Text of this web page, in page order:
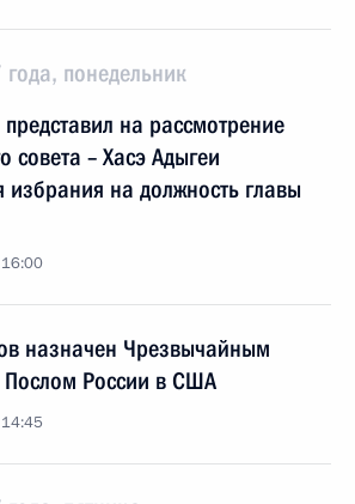
понедельник
на рассмотрение
совета – Хасэ Адыгеи
избрания на должность главы
16:00
назначен Чрезвычайным
России в США
14:45